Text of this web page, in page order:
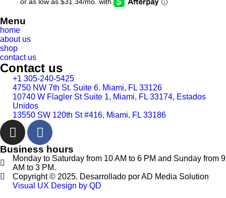
Menu
home
about us
shop
contact us
Contact us
+1 305-240-5425
4750 NW 7th St. Suite 6. Miami, FL 33126
10740 W Flagler St Suite 1, Miami, FL 33174, Estados
Unidos
13550 SW 120th St #416, Miami, FL 33186
Business hours
Monday to Saturday from 10 AM to 6 PM and Sunday from 9
AM to 3 PM.
Copyright © 2025. Desarrollado por AD Media Solution
Visual UX Design by QD